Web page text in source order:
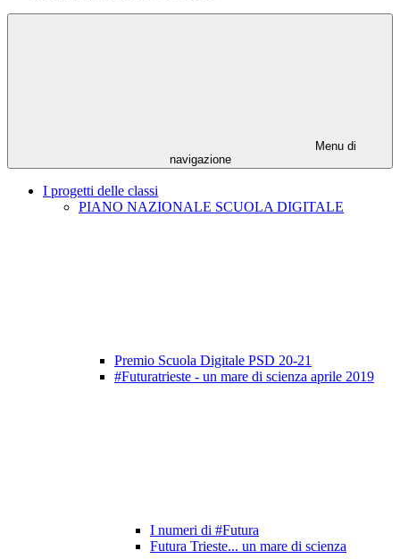
Menu di
navigazione
I progetti delle classi
PIANO NAZIONALE SCUOLA DIGITALE
Premio Scuola Digitale PSD 20-21
#Futuratrieste - un mare di scienza aprile 2019
I numeri di #Futura
Futura Trieste... un mare di scienza